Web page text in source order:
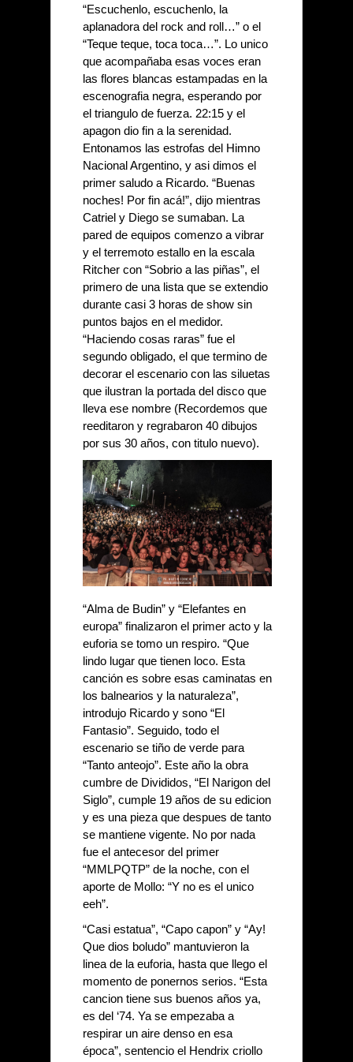
“Escuchenlo, escuchenlo, la
aplanadora del rock and roll…” o el
“Teque teque, toca toca…”. Lo unico
que acompañaba esas voces eran
las flores blancas estampadas en la
escenografia negra, esperando por
el triangulo de fuerza. 22:15 y el
apagon dio fin a la serenidad.
Entonamos las estrofas del Himno
Nacional Argentino, y asi dimos el
primer saludo a Ricardo. “Buenas
noches! Por fin acá!”, dijo mientras
Catriel y Diego se sumaban. La
pared de equipos comenzo a vibrar
y el terremoto estallo en la escala
Ritcher con “Sobrio a las piñas”, el
primero de una lista que se extendio
durante casi 3 horas de show sin
puntos bajos en el medidor.
“Haciendo cosas raras” fue el
segundo obligado, el que termino de
decorar el escenario con las siluetas
que ilustran la portada del disco que
lleva ese nombre (Recordemos que
reeditaron y regrabaron 40 dibujos
por sus 30 años, con titulo nuevo).
“Alma de Budin” y “Elefantes en
europa” finalizaron el primer acto y la
euforia se tomo un respiro. “Que
lindo lugar que tienen loco. Esta
canción es sobre esas caminatas en
los balnearios y la naturaleza”,
introdujo Ricardo y sono “El
Fantasio”. Seguido, todo el
escenario se tiño de verde para
“Tanto anteojo”. Este año la obra
cumbre de Divididos, “El Narigon del
Siglo”, cumple 19 años de su edicion
y es una pieza que despues de tanto
se mantiene vigente. No por nada
fue el antecesor del primer
“MMLPQTP” de la noche, con el
aporte de Mollo: “Y no es el unico
eeh”.
“Casi estatua”, “Capo capon” y “Ay!
Que dios boludo” mantuvieron la
linea de la euforia, hasta que llego el
momento de ponernos serios. “Esta
cancion tiene sus buenos años ya,
es del ‘74. Ya se empezaba a
respirar un aire denso en esa
época”, sentencio el Hendrix criollo